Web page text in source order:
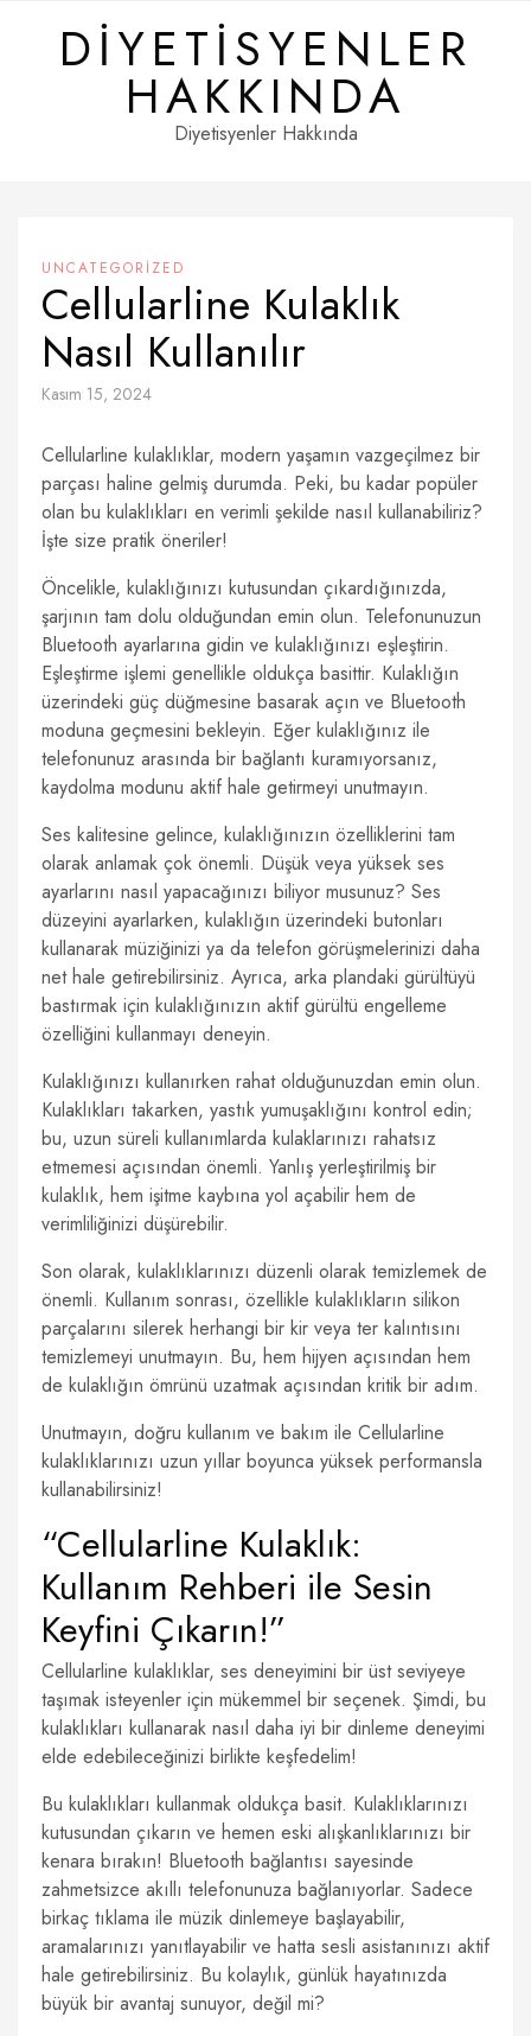
DIYETISYENLER
HAKKINDA
Diyetisyenler Hakkında
UNCATEGORIZED
Cellularline Kulaklık
Nasıl Kullanılır
Kasım 15, 2024
Cellularline kulaklıklar, modern yaşamın vazgeçilmez bir
parçası haline gelmiş durumda. Peki, bu kadar popüler
olan bu kulaklıkları en verimli şekilde nasıl kullanabiliriz?
İşte size pratik öneriler!
Öncelikle, kulaklığınızı kutusundan çıkardığınızda,
şarjının tam dolu olduğundan emin olun. Telefonunuzun
Bluetooth ayarlarına gidin ve kulaklığınızı eşleştirin.
Eşleştirme işlemi genellikle oldukça basittir. Kulaklığın
üzerindeki güç düğmesine basarak açın ve Bluetooth
moduna geçmesini bekleyin. Eğer kulaklığınız ile
telefonunuz arasında bir bağlantı kuramıyorsanız,
kaydolma modunu aktif hale getirmeyi unutmayın.
Ses kalitesine gelince, kulaklığınızın özelliklerini tam
olarak anlamak çok önemli. Düşük veya yüksek ses
ayarlarını nasıl yapacağınızı biliyor musunuz? Ses
düzeyini ayarlarken, kulaklığın üzerindeki butonları
kullanarak müziğinizi ya da telefon görüşmelerinizi daha
net hale getirebilirsiniz. Ayrıca, arka plandaki gürültüyü
bastırmak için kulaklığınızın aktif gürültü engelleme
özelliğini kullanmayı deneyin.
Kulaklığınızı kullanırken rahat olduğunuzdan emin olun.
Kulaklıkları takarken, yastık yumuşaklığını kontrol edin;
bu, uzun süreli kullanımlarda kulaklarınızı rahatsız
etmemesi açısından önemli. Yanlış yerleştirilmiş bir
kulaklık, hem işitme kaybına yol açabilir hem de
verimliliğinizi düşürebilir.
Son olarak, kulaklıklarınızı düzenli olarak temizlemek de
önemli. Kullanım sonrası, özellikle kulaklıkların silikon
parçalarını silerek herhangi bir kir veya ter kalıntısını
temizlemeyi unutmayın. Bu, hem hijyen açısından hem
de kulaklığın ömrünü uzatmak açısından kritik bir adım.
Unutmayın, doğru kullanım ve bakım ile Cellularline
kulaklıklarınızı uzun yıllar boyunca yüksek performansla
kullanabilirsiniz!
“Cellularline Kulaklık:
Kullanım Rehberi ile Sesin
Keyfini Çıkarın!”
Cellularline kulaklıklar, ses deneyimini bir üst seviyeye
taşımak isteyenler için mükemmel bir seçenek. Şimdi, bu
kulaklıkları kullanarak nasıl daha iyi bir dinleme deneyimi
elde edebileceğinizi birlikte keşfedelim!
Bu kulaklıkları kullanmak oldukça basit. Kulaklıklarınızı
kutusundan çıkarın ve hemen eski alışkanlıklarınızı bir
kenara bırakın! Bluetooth bağlantısı sayesinde
zahmetsizce akıllı telefonunuza bağlanıyorlar. Sadece
birkaç tıklama ile müzik dinlemeye başlayabilir,
aramalarınızı yanıtlayabilir ve hatta sesli asistanınızı aktif
hale getirebilirsiniz. Bu kolaylık, günlük hayatınızda
büyük bir avantaj sunuyor, değil mi?